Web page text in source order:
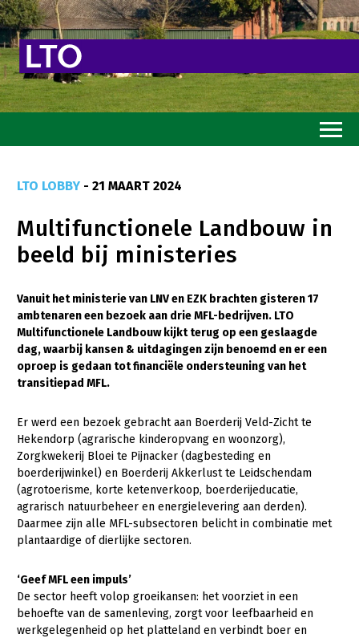
Goed eten
Mooi groen
Sterk ondernemerschap
Transitiepaden
Thema’s
Gezonde planten
Gezonde dieren
Natuur, klimaat en energie
Bodem en water
Platteland en omgeving
Mens, ondernemerschap en onderwijs
Sectoren
Dier
LTO LOBBY - 21 MAART 2024
Multifunctionele Landbouw in
beeld bij ministeries
Vanuit het ministerie van LNV en EZK brachten gisteren 17
ambtenaren een bezoek aan drie MFL-bedrijven. LTO
Multifunctionele Landbouw kijkt terug op een geslaagde
dag, waarbij kansen & uitdagingen zijn benoemd en er een
oproep is gedaan tot financiële ondersteuning van het
transitiepad MFL.
Er werd een bezoek gebracht aan Boerderij Veld-Zicht te
Hekendorp (agrarische kinderopvang en woonzorg),
Zorgkwekerij Bloei te Pijnacker (dagbesteding en
boerderijwinkel) en Boerderij Akkerlust te Leidschendam
(agrotoerisme, korte ketenverkoop, boerderijeducatie,
agrarisch natuurbeheer en energielevering aan derden).
Daarmee zijn alle MFL-subsectoren belicht in combinatie met
plantaardige of dierlijke sectoren.
‘Geef MFL een impuls’
De sector heeft volop groeikansen: het voorziet in een
behoefte van de samenleving, zorgt voor leefbaarheid en
werkgelegenheid op het platteland en verbindt boer en